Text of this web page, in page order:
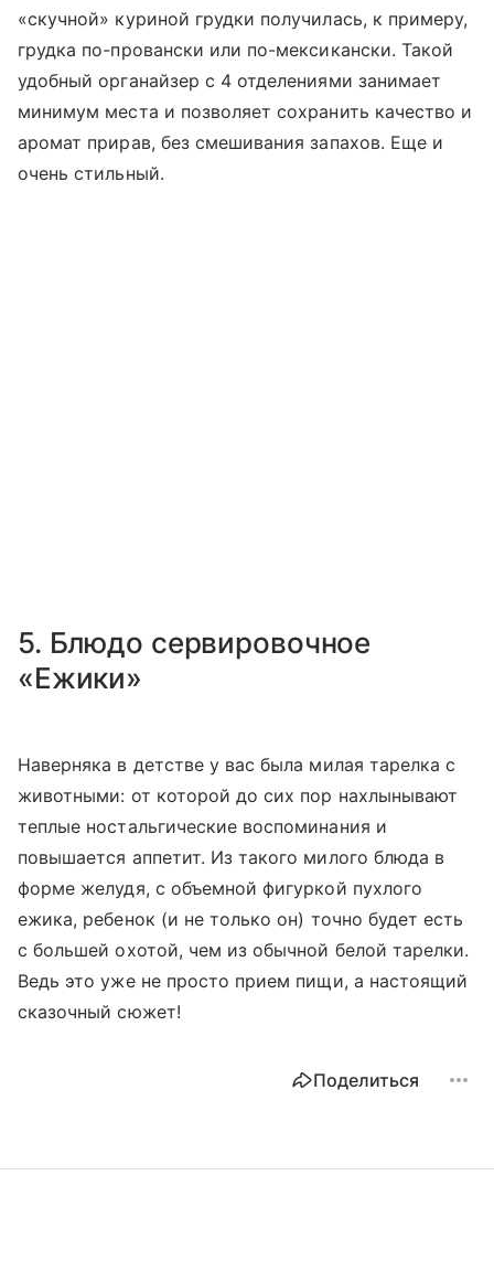
«скучной» куриной грудки получилась, к примеру,
грудка по-провански или по-мексикански. Такой
удобный органайзер с 4 отделениями занимает
минимум места и позволяет сохранить качество и
аромат прирав, без смешивания запахов. Еще и
очень стильный.
5. Блюдо сервировочное
«Ежики»
Наверняка в детстве у вас была милая тарелка с
животными: от которой до сих пор нахлынывают
теплые ностальгические воспоминания и
повышается аппетит. Из такого милого блюда в
форме желудя, с объемной фигуркой пухлого
ежика, ребенок (и не только он) точно будет есть
с большей охотой, чем из обычной белой тарелки.
Ведь это уже не просто прием пищи, а настоящий
сказочный сюжет!
Поделиться